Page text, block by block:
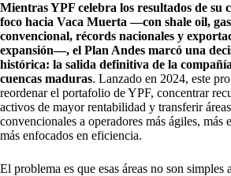
Mientras YPF celebra los resultados de su
foco hacia Vaca Muerta —con shale oil,
convencional, récords nacionales y
expansión—, el Plan Andes marcó una
histórica: la salida definitiva de la
cuencas maduras. Lanzado en 2024, este
reordenar el portafolio de YPF, concentrar
activos de mayor rentabilidad y transferir áreas
convencionales a operadores más ágiles, más
más enfocados en eficiencia.
El problema es que esas áreas no son simples